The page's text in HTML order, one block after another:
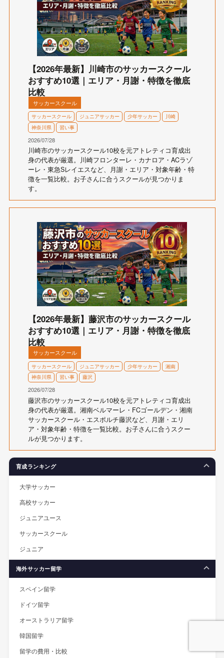
【2026年最新】川崎市のサッカースクール
おすすめ10選｜エリア・月謝・特徴を徹底
比較
サッカースクール
サッカースクール ジュニアサッカー 少年サッカー
川崎
神奈川県
習い事
2026/07/28
川崎市のサッカースクール10校を元アトレティコ育成出
身の代表が厳選。川崎フロンターレ・カナロア・ACラゾ
ーレ・東急Sレイエスなど、月謝・エリア・対象年齢・特
徴を一覧比較。お子さんに合うスクールが見つかりま
す。
【2026年最新】藤沢市のサッカースクール
おすすめ10選｜エリア・月謝・特徴を徹底
比較
サッカースクール
サッカースクール ジュニアサッカー 少年サッカー
湘南
神奈川県
習い事 藤沢
2026/07/28
藤沢市のサッカースクール10校を元アトレティコ育成出
身の代表が厳選。湘南ベルマーレ・FCゴールデン・湘南
サッカースクール・エスポルチ藤沢など、月謝・エリ
ア・対象年齢・特徴を一覧比較。お子さんに合うスクー
ルが見つかります。
育成ランキング
大学サッカー
高校サッカー
ジュニアユース
サッカースクール
ジュニア
海外サッカー留学
スペイン留学
ドイツ留学
オーストラリア留学
韓国留学
留学の費用・比較